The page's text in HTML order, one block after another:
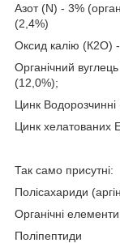
Азот (N) - 3%
(2,4%)
Оксид калію (К2О)
Органічний
(12,0%);
Цинк
Цинк хелатованих
Так само присутні:
Полісахариди
Органічні елементи
Поліпептиди